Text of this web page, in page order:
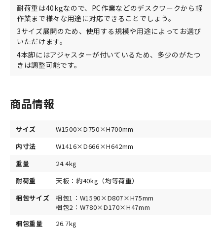
耐荷重は40kgなので、PC作業などのデスクワークから軽
作業まで様々な用途に対応できることでしょう。
3サイズ展開のため、使用する規模や用途によってお選び
いただけます。
4本脚にはアジャスターが付いているため、多少のがたつ
きは調整可能です。
商品情報
サイズ
W1500×D750×H700mm
内寸法
W1416×D666×H642mm
重量
24.4kg
耐荷重
天板：約40kg（均等荷重）
梱包サイズ
梱包1：W1590×D807×H75mm
梱包2：W780×D170×H47mm
梱包重量
26.7kg